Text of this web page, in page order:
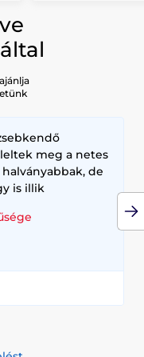
meg a netes
de
is illik